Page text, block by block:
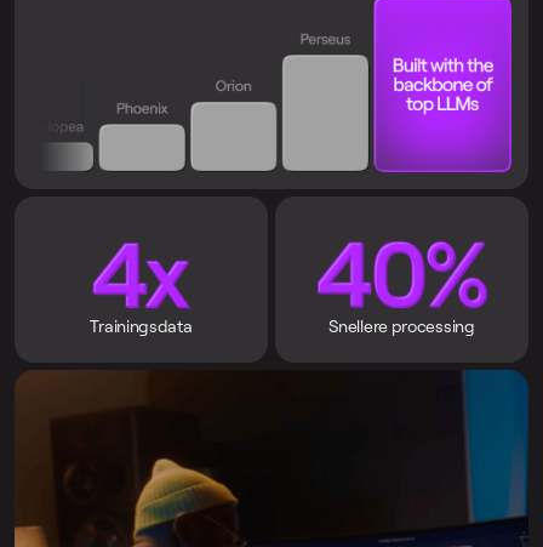
Trainingsdata Snellere processing